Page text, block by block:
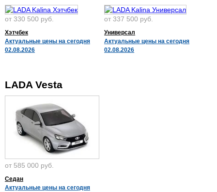
от 330 500 руб.
Хэтчбек
Актуальные цены на сегодня
02.08.2026
от 337 500 руб.
Универсал
Актуальные цены на сегодня
02.08.2026
LADA Vesta
от 585 000 руб.
Седан
Актуальные цены на сегодня